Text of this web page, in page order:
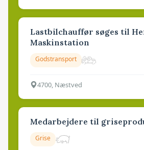
Lastbilchauffør søges til
Maskinstation
Godstransport
4700, Næstved
Medarbejdere til
Grise